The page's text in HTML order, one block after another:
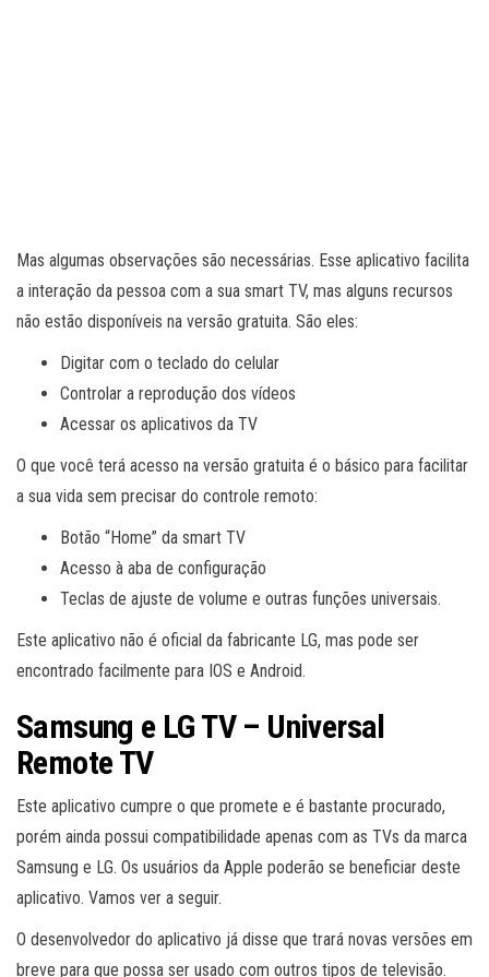
Mas algumas observações são necessárias. Esse aplicativo facilita
a interação da pessoa com a sua smart TV, mas alguns recursos
não estão disponíveis na versão gratuita. São eles:
Digitar com o teclado do celular
Controlar a reprodução dos vídeos
Acessar os aplicativos da TV
O que você terá acesso na versão gratuita é o básico para facilitar
a sua vida sem precisar do controle remoto:
Botão “Home” da smart TV
Acesso à aba de configuração
Teclas de ajuste de volume e outras funções universais.
Este aplicativo não é oficial da fabricante LG, mas pode ser
encontrado facilmente para IOS e Android.
Samsung e LG TV – Universal
Remote TV
Este aplicativo cumpre o que promete e é bastante procurado,
porém ainda possui compatibilidade apenas com as TVs da marca
Samsung e LG. Os usuários da Apple poderão se beneficiar deste
aplicativo. Vamos ver a seguir.
O desenvolvedor do aplicativo já disse que trará novas versões em
breve para que possa ser usado com outros tipos de televisão.